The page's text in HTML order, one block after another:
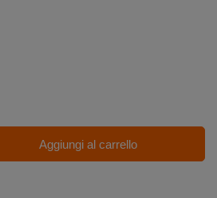
Aggiungi al carrello